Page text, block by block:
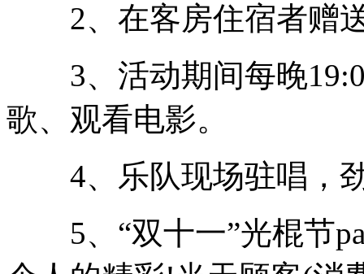
2、在客房住宿者赠送
3、活动期间每晚
歌、观看电影。
4、乐队现场驻唱，劲
5、“双十一”光棍节